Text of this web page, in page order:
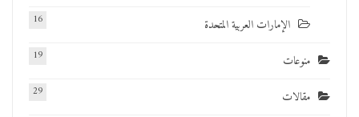
الإمارات العربية المتحدة 16
منوعات 19
مقالات 29